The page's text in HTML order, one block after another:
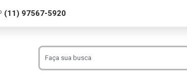
(11) 97567-5920